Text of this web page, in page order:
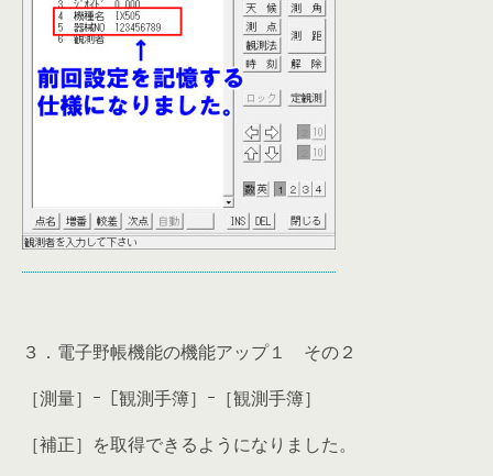
３．電子野帳機能の機能アップ１ その２
［測量］ｰ［観測手簿］ｰ［観測手簿］
［補正］を取得できるようになりました。